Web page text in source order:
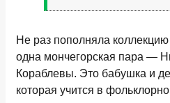
Не раз пополняла
одна мончегорская пара —
Кораблевы. Это бабушка и
которая учится в